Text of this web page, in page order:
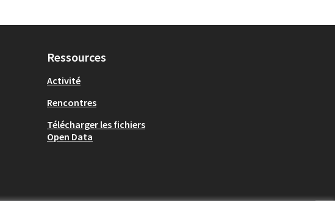
Ressources
Activité
Rencontres
Télécharger les fichiers
Open Data